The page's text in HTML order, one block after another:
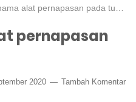
alat pernapasan pada tumbuhan
pernapasan
2020 Tambah Komentar